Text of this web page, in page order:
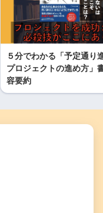
５分でわかる「予定通り
プロジェクトの進め方」
容要約